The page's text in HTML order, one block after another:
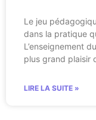
Le jeu
dans la pratique
L’enseignement
plus grand plaisir
LIRE LA SUITE »